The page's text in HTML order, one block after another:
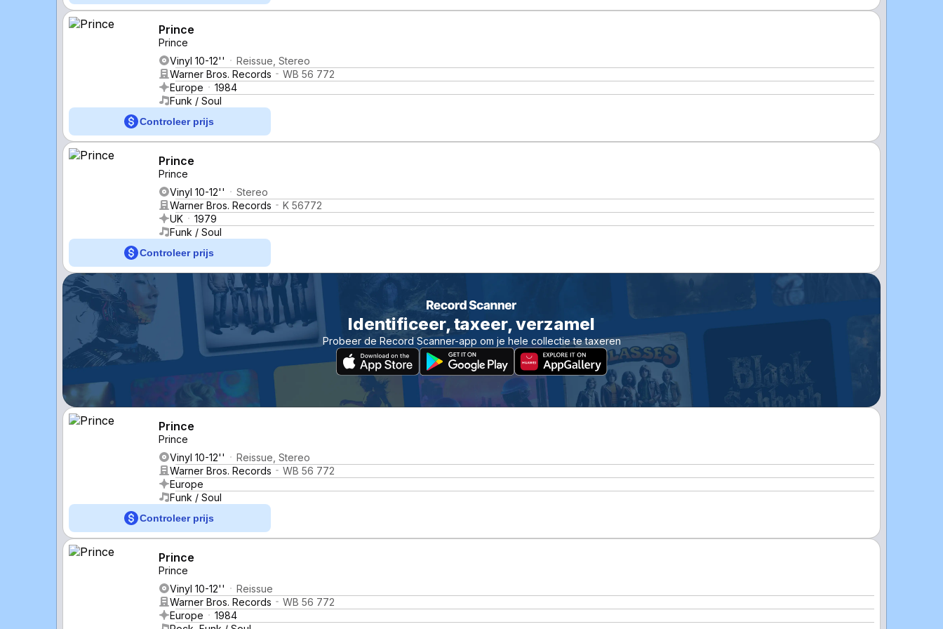
Prince
Prince
Vinyl 10-12''
Reissue, Stereo
Warner Bros. Records
WB 56 772
Europe
1984
Funk / Soul
Controleer prijs
Prince
Prince
Vinyl 10-12''
Stereo
Warner Bros. Records
K 56772
UK
1979
Funk / Soul
Controleer prijs
Identificeer, taxeer, verzamel
Probeer de Record Scanner-app om je hele collectie te taxeren
Prince
Prince
Vinyl 10-12''
Reissue, Stereo
Warner Bros. Records
WB 56 772
Europe
Funk / Soul
Controleer prijs
Prince
Prince
Vinyl 10-12''
Reissue
Warner Bros. Records
WB 56 772
Europe
1984